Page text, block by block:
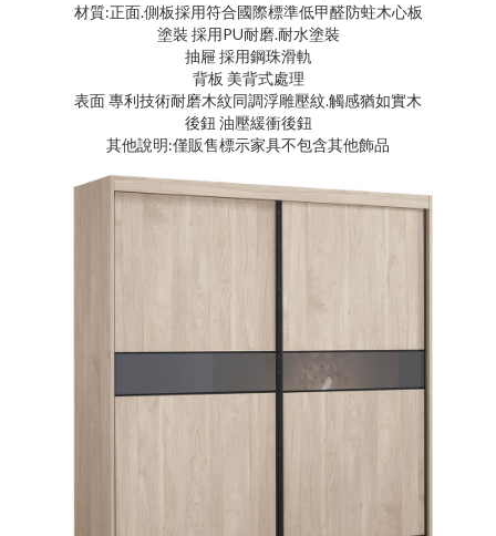
材質:正面.側板採用符合國際標準低甲醛防蛀木心板
塗裝 採用PU耐磨.耐水塗裝
抽屜 採用鋼珠滑軌
背板 美背式處理
表面 專利技術耐磨木紋同調浮雕壓紋.觸感猶如實木
後鈕 油壓緩衝後鈕
其他說明:僅販售標示家具不包含其他飾品